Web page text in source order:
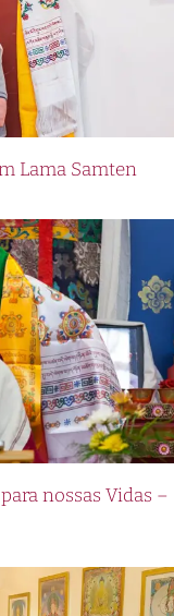
Lama Samten
nossas Vidas –